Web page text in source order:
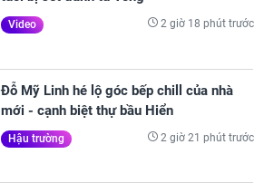
Video 2 giờ 18 phút trước
Đỗ Mỹ Linh hé lộ góc bếp chill của nhà
mới - cạnh biệt thự bầu Hiển
Hậu trường 2 giờ 21 phút trước